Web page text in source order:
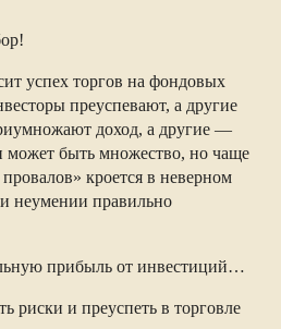
успех торгов на фондовых
преуспевают, а другие
доход, а другие —
может быть множество, но чаще
кроется в неверном
неумении правильно
прибыль от инвестиций…
риски и преуспеть в торговле